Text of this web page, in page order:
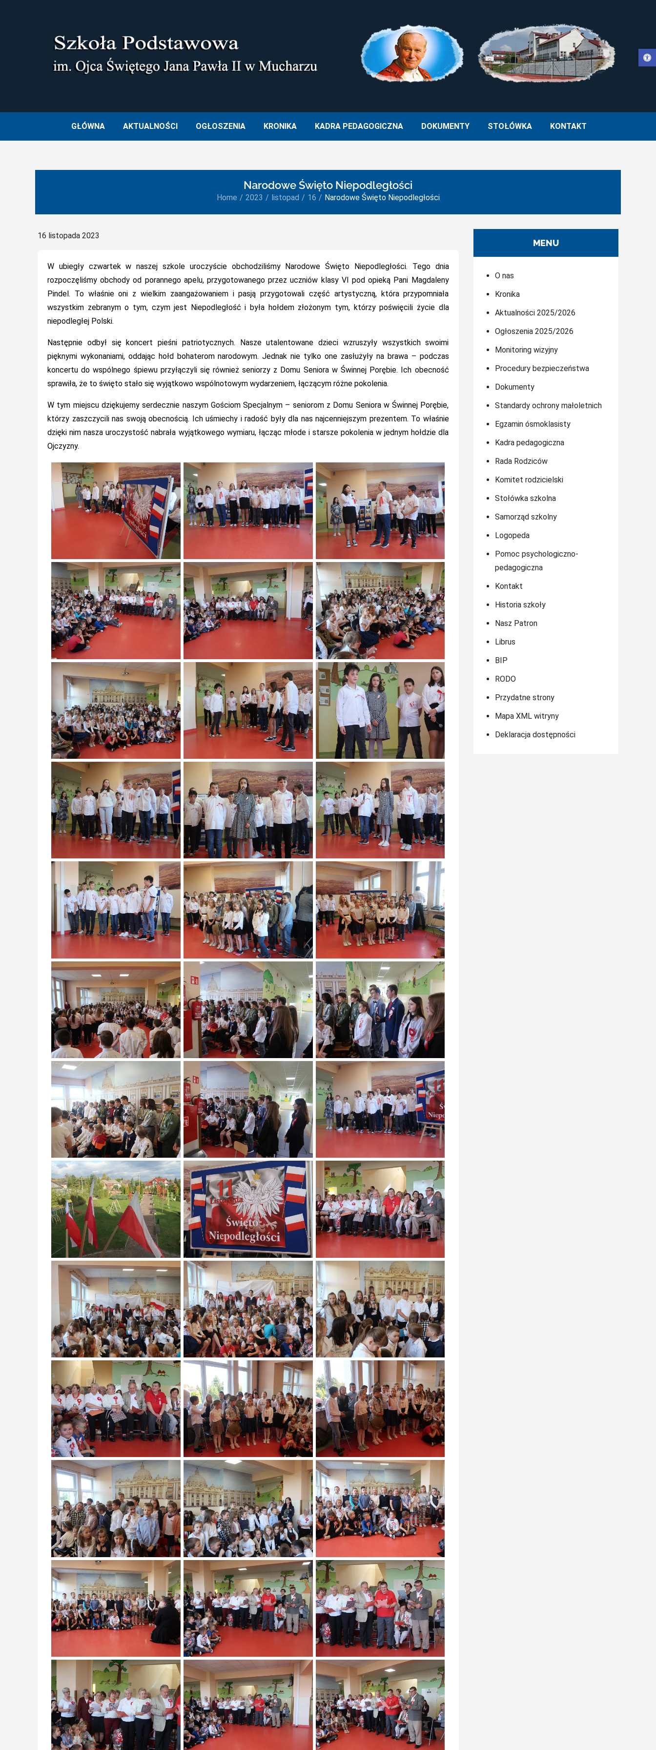
Otwórz pasek narzędzi
SZKOŁA PODSTAWOWA IM. OJCA ŚWIĘTEGO JANA PAWŁA II W MUCHARZU
GŁÓWNA AKTUALNOŚCI OGŁOSZENIA KRONIKA KADRA PEDAGOGICZNA DOKUMENTY STOŁÓWKA KONTAKT
Narodowe Święto Niepodległości
Home 2023 listopad 16 Narodowe Święto Niepodległości
Posted
16 listopada 2023
W ubiegły czwartek w naszej szkole uroczyście obchodziliśmy Narodowe Święto Niepodległości. Tego dnia
rozpoczęliśmy obchody od porannego apelu, przygotowanego przez uczniów klasy VI pod opieką Pani Magdaleny
Pindel. To właśnie oni z wielkim zaangażowaniem i pasją przygotowali część artystyczną, która przypomniała
wszystkim zebranym o tym, czym jest Niepodległość i była hołdem złożonym tym, którzy poświęcili życie dla
niepodległej Polski.
Następnie odbył się koncert pieśni patriotycznych. Nasze utalentowane dzieci wzruszyły wszystkich swoimi
pięknymi wykonaniami, oddając hołd bohaterom narodowym. Jednak nie tylko one zasłużyły na brawa – podczas
koncertu do wspólnego śpiewu przyłączyli się również seniorzy z Domu Seniora w Świnnej Porębie. Ich obecność
sprawiła, że to święto stało się wyjątkowo wspólnotowym wydarzeniem, łączącym różne pokolenia.
W tym miejscu dziękujemy serdecznie naszym Gościom Specjalnym – seniorom z Domu Seniora w Świnnej Porębie,
którzy zaszczycili nas swoją obecnością. Ich uśmiechy i radość były dla nas najcenniejszym prezentem. To właśnie
dzięki nim nasza uroczystość nabrała wyjątkowego wymiaru, łącząc młode i starsze pokolenia w jednym hołdzie dla
Ojczyzny.
MENU
O nas
Kronika
Aktualności 2025/2026
Ogłoszenia 2025/2026
Monitoring wizyjny
Procedury bezpieczeństwa
Dokumenty
Standardy ochrony małoletnich
Egzamin ósmoklasisty
Kadra pedagogiczna
Rada Rodziców
Komitet rodzicielski
Stołówka szkolna
Samorząd szkolny
Logopeda
Pomoc psychologiczno-
pedagogiczna
Kontakt
Historia szkoły
Nasz Patron
Librus
BIP
RODO
Przydatne strony
Mapa XML witryny
Deklaracja dostępności